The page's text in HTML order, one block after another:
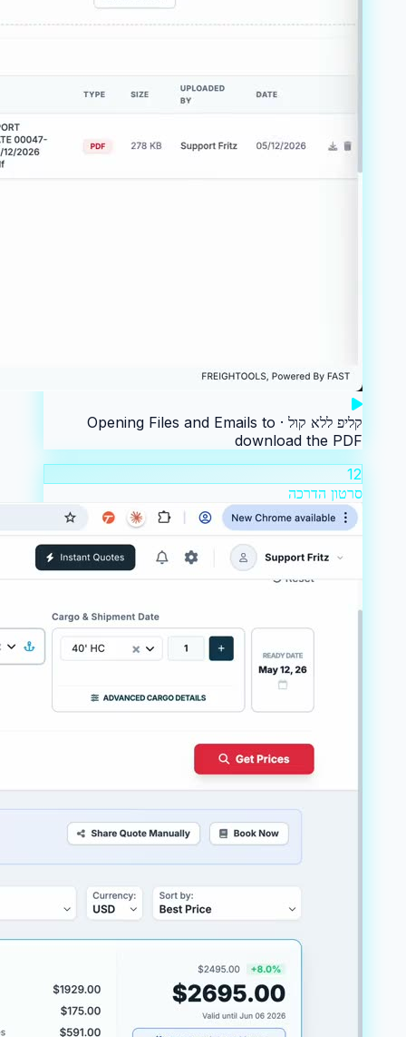
קליפ ללא קול · Opening Files and Emails to
download the PDF
12
סרטון הדרכה